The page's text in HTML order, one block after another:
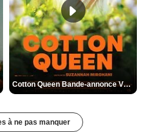
Cotton Queen Bande-annonce VO STFR
à ne pas manquer